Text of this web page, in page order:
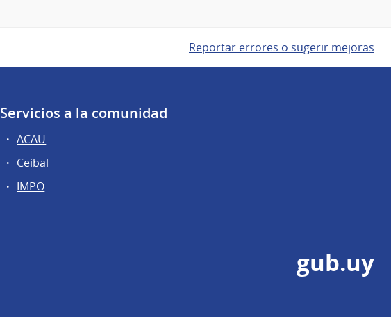
Reportar errores o sugerir mejoras
Servicios a la comunidad
ACAU
Ceibal
IMPO
gub.uy